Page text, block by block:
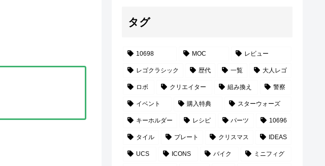
タグ
10698 MOC レビュー
レゴクラシック 歴代 一覧 大人レゴ
ロボ クリエイター 組み換え 警察
イベント 購入特典 スターウォーズ
キーホルダー レシピ パーツ 10696
タイル プレート クリスマス IDEAS
UCS ICONS バイク ミニフィグ